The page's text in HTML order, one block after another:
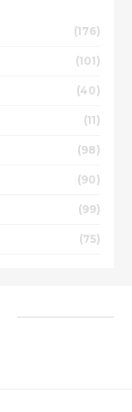
(176)
(101)
(40)
(11)
(98)
(90)
(99)
(75)